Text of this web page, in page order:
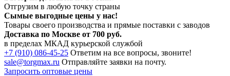
Отгрузим в любую точку страны
Сымые выгодные цены у нас!
Товары своего производства и прямые поставки с заводов
Доставка по Москве от 700 руб.
в пределах МКАД курьерской службой
+7 (910) 086-45-25 Ответим на все вопросы, звоните!
sale@torgmax.ru Отправляйте заявки на почту.
Запросить оптовые цены